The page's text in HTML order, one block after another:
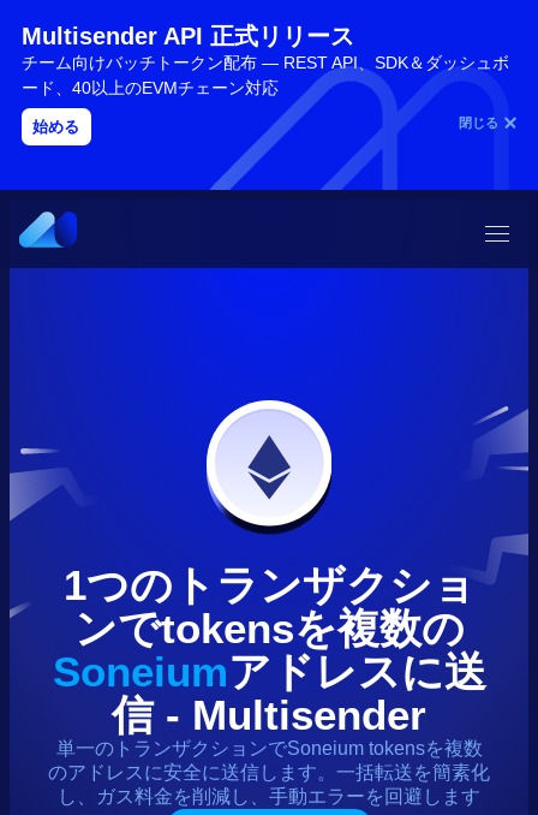
Multisender API 正式リリース
チーム向けバッチトークン配布 — REST API、SDK＆ダッシュボ
ード、40以上のEVMチェーン対応
始める 閉じる
1つのトランザクショ
ンでtokensを複数の
Soneiumアドレスに送
信 - Multisender
単一のトランザクションでSoneium tokensを複数
のアドレスに安全に送信します。一括転送を簡素化
し、ガス料金を削減し、手動エラーを回避します